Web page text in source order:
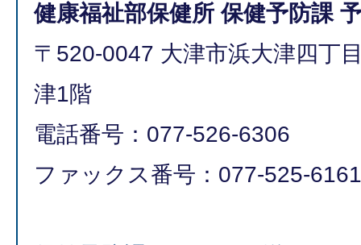
健康福祉部保健所 保健予防課
〒520-0047 大津市浜大津四丁
津1階
電話番号：077-526-6306
ファックス番号：077-525-6161